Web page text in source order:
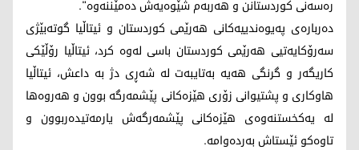
رەسەنی کوردستانن و هەربەم شێوەیەش دەمێننەوە".
دەربارەی پەیوەندییەکانی هەرێمی کوردستان و ئیتاڵیا گوتەبێژی
سەرۆکایەتیی هەرێمی کوردستان باسی لەوە کرد، ئیتاڵیا رۆڵێکی
کاریگەر و گرنگی هەیە بەتایبەت لە شەڕی دژ بە داعش، ئیتاڵیا
هاوکاری و پشتیوانی زۆری هێزەکانی پێشمەرگە بوون و هەروەها
لە یەکخستنەوەی هێزەکانی پێشمەرگەش یارمەتیدەربوون و
تاوەکو ئێستاش بەردەوامە.